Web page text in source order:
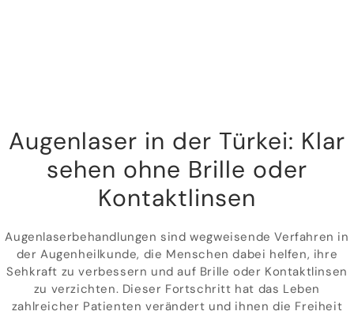
Augenlaser in der Türkei: Klar
sehen ohne Brille oder
Kontaktlinsen
Augenlaserbehandlungen sind wegweisende Verfahren in
der Augenheilkunde, die Menschen dabei helfen, ihre
Sehkraft zu verbessern und auf Brille oder Kontaktlinsen
zu verzichten. Dieser Fortschritt hat das Leben
zahlreicher Patienten verändert und ihnen die Freiheit